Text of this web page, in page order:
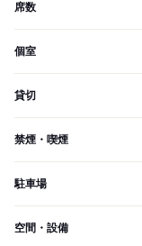
席数
個室
貸切
禁煙・喫煙
駐車場
空間・設備